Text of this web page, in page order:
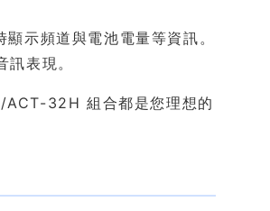
示頻道與電池電量等資訊。
表現。
ACT-32H 組合都是您理想的